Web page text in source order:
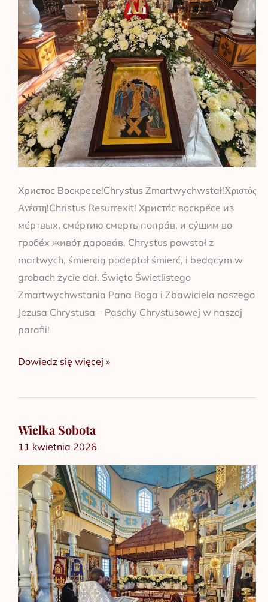
Христос Воскресе!Chrystus Zmartwychwstał!Χριστός
Ανέστη!Christus Resurrexit! Христо́с воскре́се из
ме́ртвых, сме́ртию смерть попра́в, и су́щим во
гробе́х живо́т дарова́в. Chrystus powstał z
martwych, śmiercią podeptał śmierć, i będącym w
grobach życie dał. Święto Świetlistego
Zmartwychwstania Pana Boga i Zbawiciela naszego
Jezusa Chrystusa – Paschy Chrystusowej w naszej
parafii!
Chrystusowa
Dowiedz się więcej »
Wielka Sobota
11 kwietnia 2026
Wielka
Sobota